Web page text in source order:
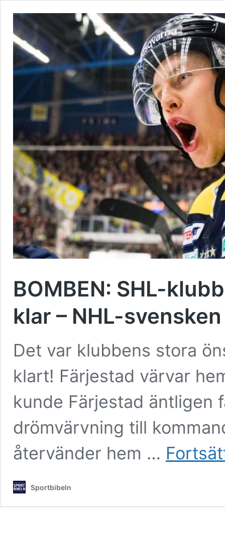
BOMBEN: SHL-
klar – NHL-
Det var klubbens stora
klart! Färjestad värvar
kunde Färjestad äntligen
drömvärvning till
återvänder hem …
Sportbibeln